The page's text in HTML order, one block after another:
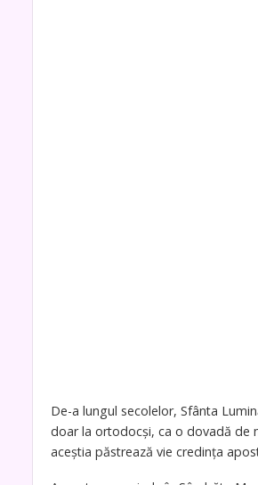
De-a lungul secolelor, Sfânta
doar la ortodocși, ca o dovadă de
aceștia păstrează vie credința